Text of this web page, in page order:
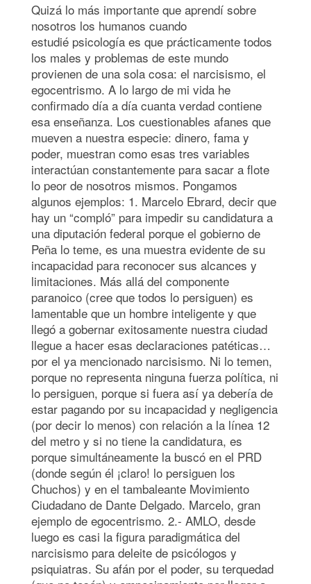
Quizá lo más importante que aprendí sobre
nosotros los humanos cuando
estudié psicología es que prácticamente todos
los males y problemas de este mundo
provienen de una sola cosa: el narcisismo, el
egocentrismo. A lo largo de mi vida he
confirmado día a día cuanta verdad contiene
esa enseñanza. Los cuestionables afanes que
mueven a nuestra especie: dinero, fama y
poder, muestran como esas tres variables
interactúan constantemente para sacar a flote
lo peor de nosotros mismos. Pongamos
algunos ejemplos: 1. Marcelo Ebrard, decir que
hay un “compló” para impedir su candidatura a
una diputación federal porque el gobierno de
Peña lo teme, es una muestra evidente de su
incapacidad para reconocer sus alcances y
limitaciones. Más allá del componente
paranoico (cree que todos lo persiguen) es
lamentable que un hombre inteligente y que
llegó a gobernar exitosamente nuestra ciudad
llegue a hacer esas declaraciones patéticas…
por el ya mencionado narcisismo. Ni lo temen,
porque no representa ninguna fuerza política, ni
lo persiguen, porque si fuera así ya debería de
estar pagando por su incapacidad y negligencia
(por decir lo menos) con relación a la línea 12
del metro y si no tiene la candidatura, es
porque simultáneamente la buscó en el PRD
(donde según él ¡claro! lo persiguen los
Chuchos) y en el tambaleante Movimiento
Ciudadano de Dante Delgado. Marcelo, gran
ejemplo de egocentrismo. 2.- AMLO, desde
luego es casi la figura paradigmática del
narcisismo para deleite de psicólogos y
psiquiatras. Su afán por el poder, su terquedad